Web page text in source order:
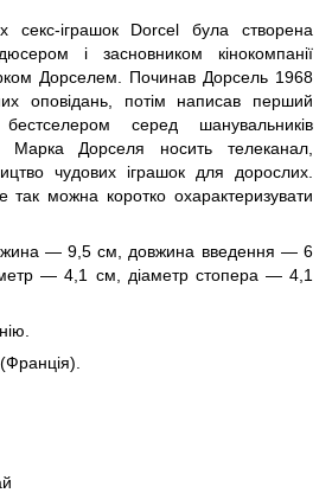
секс-іграшок Dorcel була створена
і засновником кінокомпанії
Дорселем. Починав Дорсель 1968
оповідань, потім написав перший
серед шанувальників
Марка Дорселя носить телеканал,
чудових іграшок для дорослих.
можна коротко охарактеризувати
— 9,5 см, довжина введення — 6
— 4,1 см, діаметр стопера — 4,1